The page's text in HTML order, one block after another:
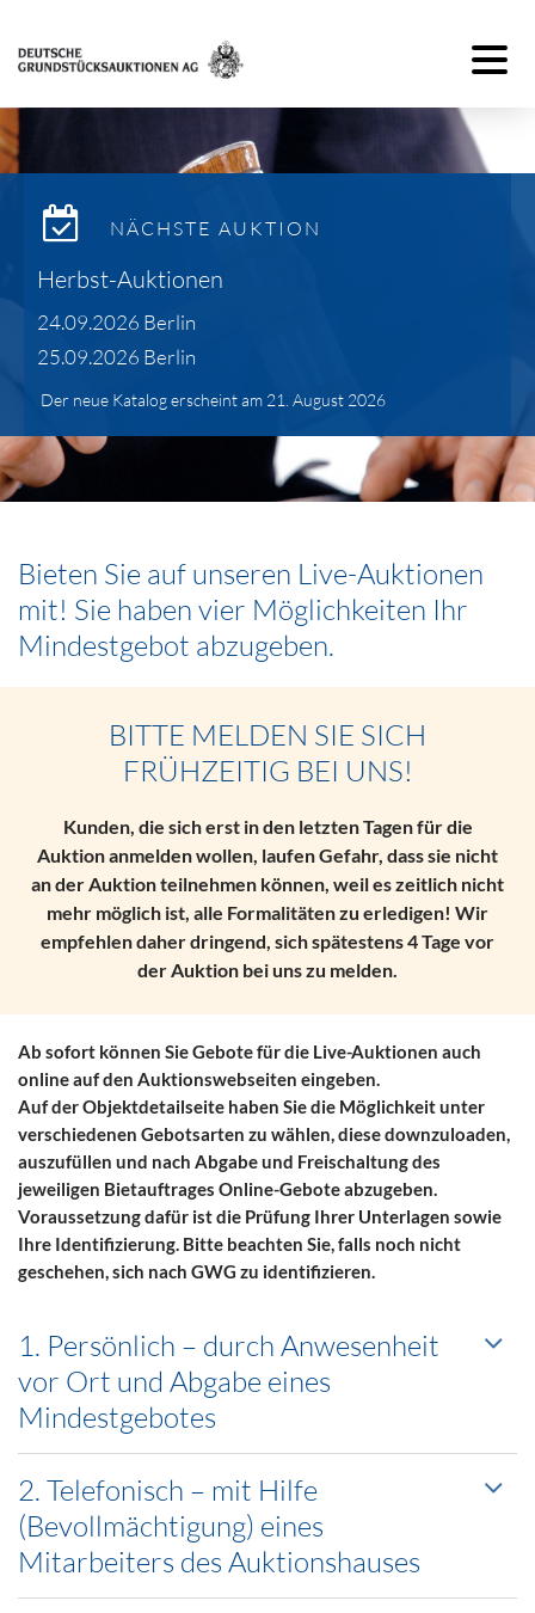
Toggle
NÄCHSTE AUKTION
Herbst-Auktionen
24.09.2026 Berlin
25.09.2026 Berlin
Der neue Katalog erscheint am 21. August 2026
Bieten Sie auf unseren Live-Auktionen
mit! Sie haben vier Möglichkeiten Ihr
Mindestgebot abzugeben.
BITTE MELDEN SIE SICH
FRÜHZEITIG BEI UNS!
Kunden, die sich erst in den letzten Tagen für die
Auktion anmelden wollen, laufen Gefahr, dass sie nicht
an der Auktion teilnehmen können, weil es zeitlich nicht
mehr möglich ist, alle Formalitäten zu erledigen! Wir
empfehlen daher dringend, sich spätestens 4 Tage vor
der Auktion bei uns zu melden.
Ab sofort können Sie Gebote für die Live-Auktionen auch
online auf den Auktionswebseiten eingeben.
Auf der Objektdetailseite haben Sie die Möglichkeit unter
verschiedenen Gebotsarten zu wählen, diese downzuloaden,
auszufüllen und nach Abgabe und Freischaltung des
jeweiligen Bietauftrages Online-Gebote abzugeben.
Voraussetzung dafür ist die Prüfung Ihrer Unterlagen sowie
Ihre Identifizierung. Bitte beachten Sie, falls noch nicht
geschehen, sich nach GWG zu identifizieren.
1. Persönlich – durch Anwesenheit
vor Ort und Abgabe eines
Mindestgebotes
2. Telefonisch – mit Hilfe
(Bevollmächtigung) eines
Mitarbeiters des Auktionshauses